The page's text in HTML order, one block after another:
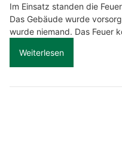
Im Einsatz standen die
Das Gebäude wurde
wurde niemand. Das Feuer
Weiterlesen